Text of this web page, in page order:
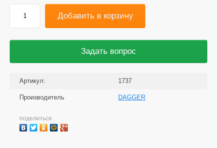
Добавить в корзину
Задать вопрос
Артикул: 1737
Производитель DAGGER
поделиться